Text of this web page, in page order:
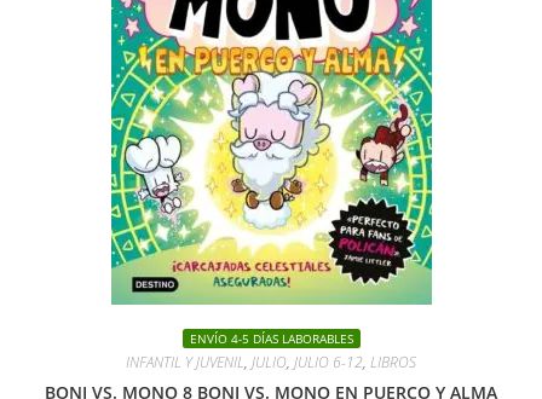
ENVÍO 4-5 DÍAS LABORABLES
INFANTIL Y JUVENIL, JULIO, JULIO 6-12, LIBROS
BONI VS. MONO 8 BONI VS. MONO EN PUERCO Y ALMA